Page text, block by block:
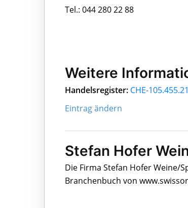
Tel.: 044 280 22 88
Weitere
Handelsregister: CHE-
Eintrag ändern
Stefan Hofer
Die Firma Stefan Hofer Weine/
Branchenbuch von